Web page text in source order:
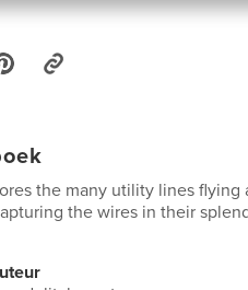
the many utility lines flying
the wires in their